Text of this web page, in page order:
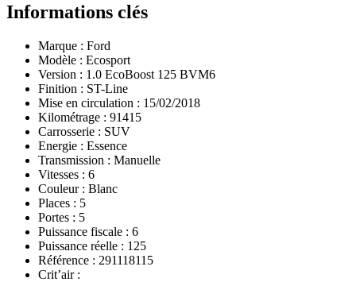
Informations clés
Marque : Ford
Modèle : Ecosport
Version : 1.0 EcoBoost 125 BVM6
Finition : ST-Line
Mise en circulation : 15/02/2018
Kilométrage : 91415
Carrosserie : SUV
Energie : Essence
Transmission : Manuelle
Vitesses : 6
Couleur : Blanc
Places : 5
Portes : 5
Puissance fiscale : 6
Puissance réelle : 125
Référence : 291118115
Crit’air :